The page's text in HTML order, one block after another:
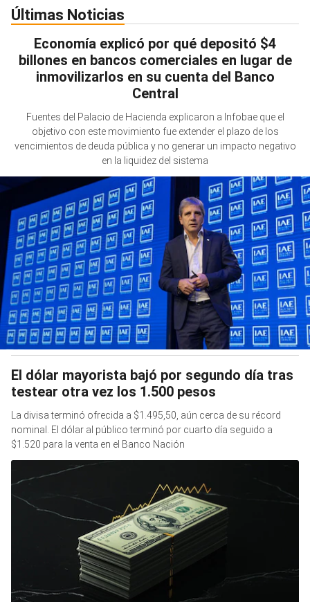
Últimas Noticias
Economía explicó por qué depositó $4
billones en bancos comerciales en lugar de
inmovilizarlos en su cuenta del Banco
Central
Fuentes del Palacio de Hacienda explicaron a Infobae que el
objetivo con este movimiento fue extender el plazo de los
vencimientos de deuda pública y no generar un impacto negativo
en la liquidez del sistema
El dólar mayorista bajó por segundo día tras
testear otra vez los 1.500 pesos
La divisa terminó ofrecida a $1.495,50, aún cerca de su récord
nominal. El dólar al público terminó por cuarto día seguido a
$1.520 para la venta en el Banco Nación